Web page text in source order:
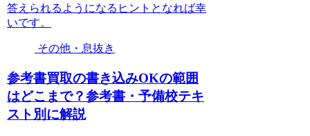
答えられるようになるヒントとなれば幸
いです。
その他・息抜き
参考書買取の書き込みOKの範囲
はどこまで？参考書・予備校テキ
スト別に解説